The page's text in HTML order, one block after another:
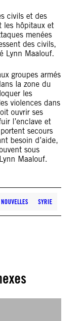
civils et des
les hôpitaux et
menées
des civils,
Lynn Maalouf.
groupes armés
la zone du
les
violences dans
ouvrir ses
l’enclave et
secours
besoin d’aide,
sous
Maalouf.
NOUVELLES SYRIE